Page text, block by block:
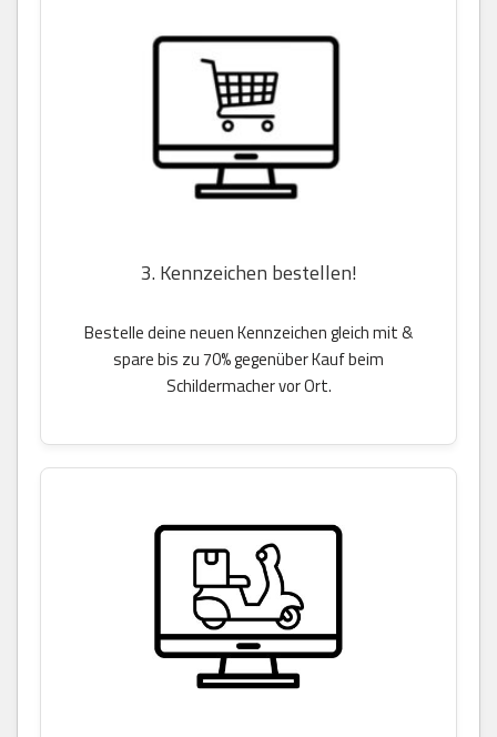
3. Kennzeichen bestellen!
Bestelle deine neuen Kennzeichen gleich mit &
spare bis zu 70% gegenüber Kauf beim
Schildermacher vor Ort.